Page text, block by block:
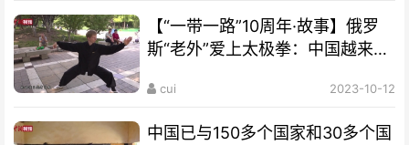
【“一带一路”10周年·故事】俄罗
斯“老外”爱上太极拳：中国越来越
cui 2023-10-12
中国已与150多个国家和30多个国